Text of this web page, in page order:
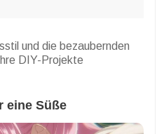
und die bezaubernden
DIY-Projekte
eine Süße